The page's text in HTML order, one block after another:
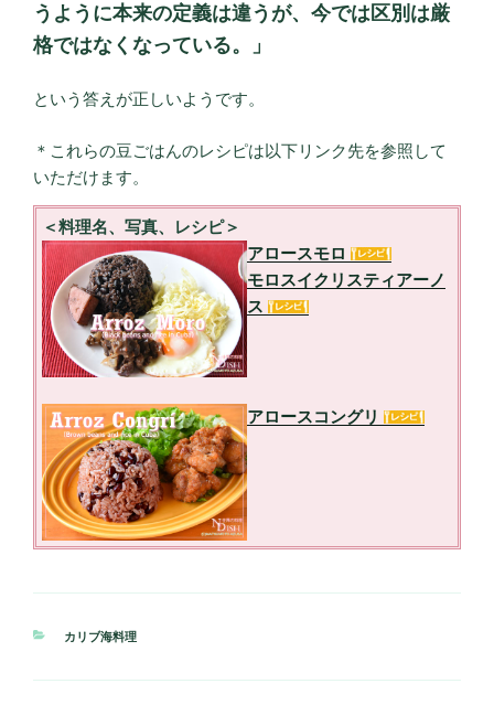
うように本来の定義は違うが、今では区別は厳
格ではなくなっている。」
という答えが正しいようです。
＊これらの豆ごはんのレシピは以下リンク先を参照して
いただけます。
＜料理名、写真、レシピ＞
アロースモロ
モロスイクリスティアーノ
ス
アロースコングリ
カ
カリブ海料理